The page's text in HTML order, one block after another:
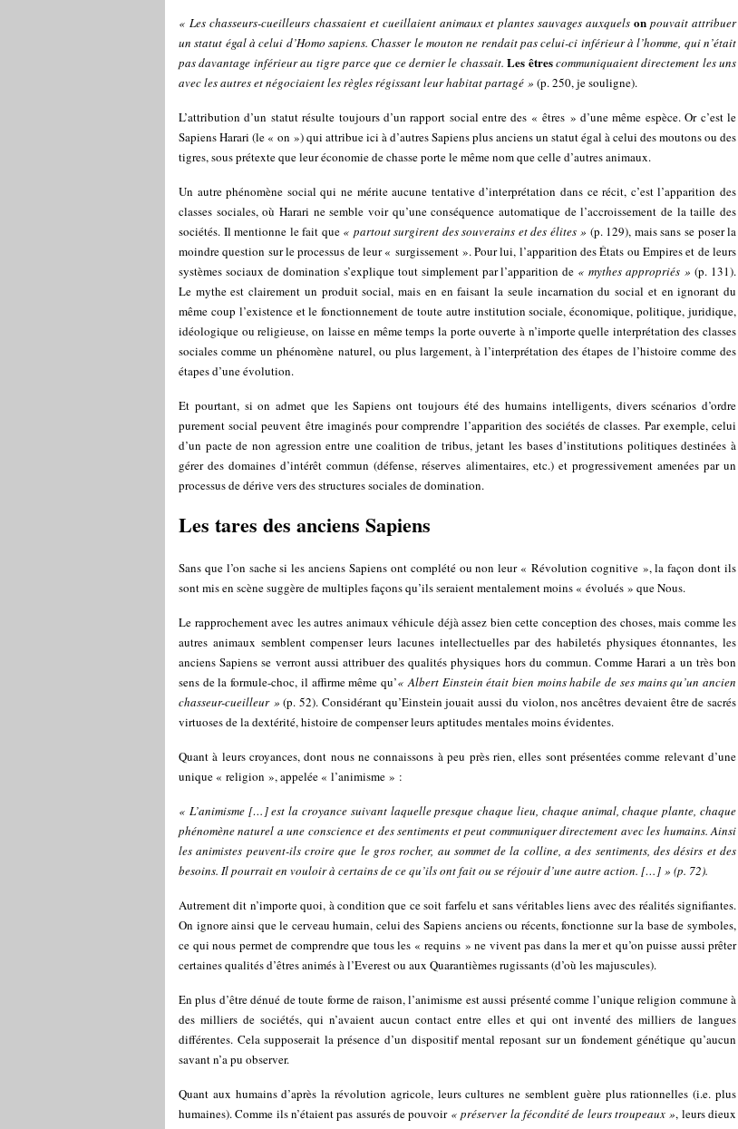
« Les chasseurs-cueilleurs chassaient et cueillaient animaux et plantes sauvages auxquelson pouvait attribuer
un statut égal à celui d’Homo sapiens. Chasser lemouton ne rendait pas celui-ci inférieur à l’homme, qui n’était
pas davantage inférieur au tigre parce que ce dernier le chassait.Les êtrescommuniquaient directement les uns
avec les autres et négociaient les règles régissant leur habitat partagé » (p. 250, je souligne).
L’attribution d’un statut résulte toujours d’un rapport social entre des « êtres » d’une même espèce. Or c’est le
Sapiens Harari (le « on ») qui attribue ici à d’autres Sapiens plus anciens un statut égal à celui des moutons ou des
tigres, sous prétexte que leur économie de chasse porte le même nom que celle d’autres animaux.
Un autre phénomène social qui ne mérite aucune tentative d’interprétation dans ce récit, c’est l’apparition des
classes sociales, où Harari ne semble voir qu’une conséquence automatique de l’accroissement de la taille des
sociétés. Il mentionne le fait que « partout surgirent des souverains et des élites » (p. 129), mais sans se poser la
moindre question sur le processus de leur « surgissement ». Pour lui, l’apparition des États ou Empires et de leurs
systèmes sociaux de domination s’explique tout simplement par l’apparition de « mythes appropriés » (p. 131).
Le mythe est clairement un produit social, mais en en faisant la seule incarnation du social et en ignorant du
même coup l’existence et le fonctionnement de toute autre institution sociale, économique, politique, juridique,
idéologique ou religieuse, on laisse en même temps la porte ouverte à n’importe quelle interprétation des classes
sociales comme un phénomène naturel, ou plus largement, à l’interprétation des étapes de l’histoire comme des
étapes d’une évolution.
Et pourtant, si on admet que les Sapiens ont toujours été des humains intelligents, divers scénarios d’ordre
purement social peuvent être imaginés pour comprendre l’apparition des sociétés de classes. Par exemple, celui
d’un pacte de non agression entre une coalition de tribus, jetant les bases d’institutions politiques destinées à
gérer des domaines d’intérêt commun (défense, réserves alimentaires, etc.) et progressivement amenées par un
processus de dérive vers des structures sociales de domination.
Les tares des anciens Sapiens
Sans que l’on sache si les anciens Sapiens ont complété ou non leur « Révolution cognitive », la façon dont ils
sont mis en scène suggère de multiples façons qu’ils seraient mentalement moins « évolués » que Nous.
Le rapprochement avec les autres animaux véhicule déjà assez bien cette conception des choses, mais comme les
autres animaux semblent compenser leurs lacunes intellectuelles par des habiletés physiques étonnantes, les
anciens Sapiens se verront aussi attribuer des qualités physiques hors du commun. Comme Harari a un très bon
sens de la formule-choc, il affirme même qu’« Albert Einstein était bien moins habile de ses mains qu’un ancien
chasseur-cueilleur » (p. 52). Considérant qu’Einstein jouait aussi du violon, nos ancêtres devaient être de sacrés
virtuoses de la dextérité, histoire de compenser leurs aptitudes mentales moins évidentes.
Quant à leurs croyances, dont nous ne connaissons à peu près rien, elles sont présentées comme relevant d’une
unique « religion », appelée « l’animisme » :
« L’animisme […] est la croyance suivant laquelle presque chaque lieu, chaque animal, chaque plante, chaque
phénomène naturel a une conscience et des sentiments et peut communiquer directement avec les humains. Ainsi
les animistes peuvent-ils croire que le gros rocher, au sommet de la colline, a des sentiments, des désirs et des
besoins. Il pourrait en vouloir à certains de ce qu’ils ont fait ou se réjouir d’une autre action. […] » (p. 72).
Autrement dit n’importe quoi, à condition que ce soit farfelu et sans véritables liens avec des réalités signifiantes.
On ignore ainsi que le cerveau humain, celui des Sapiens anciens ou récents, fonctionne sur la base de symboles,
ce qui nous permet de comprendre que tous les « requins » ne vivent pas dans la mer et qu’on puisse aussi prêter
certaines qualités d’êtres animés à l’Everest ou aux Quarantièmes rugissants (d’où les majuscules).
En plus d’être dénué de toute forme de raison, l’animisme est aussi présenté comme l’unique religion commune à
des milliers de sociétés, qui n’avaient aucun contact entre elles et qui ont inventé des milliers de langues
différentes. Cela supposerait la présence d’un dispositif mental reposant sur un fondement génétique qu’aucun
savant n’a pu observer.
Quant aux humains d’après la révolution agricole, leurs cultures ne semblent guère plus rationnelles (i.e. plus
humaines). Comme ils n’étaient pas assurés de pouvoir « préserver la fécondité de leurs troupeaux », leurs dieux